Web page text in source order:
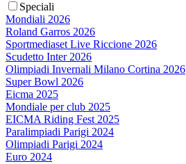
Speciali
Mondiali 2026
Roland Garros 2026
Sportmediaset Live Riccione 2026
Scudetto Inter 2026
Olimpiadi Invernali Milano Cortina 2026
Super Bowl 2026
Eicma 2025
Mondiale per club 2025
EICMA Riding Fest 2025
Paralimpiadi Parigi 2024
Olimpiadi Parigi 2024
Euro 2024